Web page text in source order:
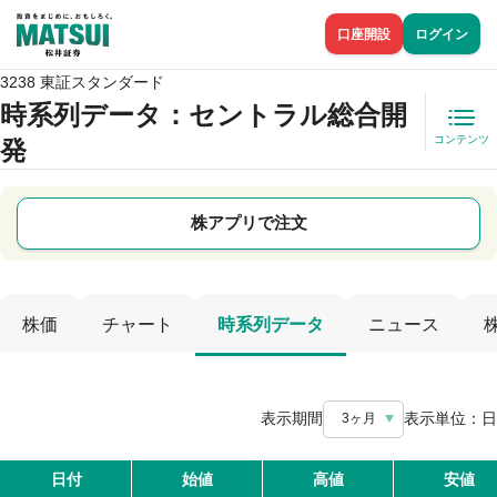
口座開設 ログイン
3238 東証スタンダード
時系列データ ：セントラル総合開
発
コンテンツ
株アプリで注文
株価 チャート 時系列データ ニュース
表示期間 3ヶ月 表示単位： 日
日付 始値 高値 安値